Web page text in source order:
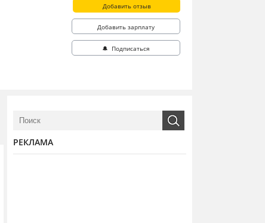
Добавить отзыв
Добавить зарплату
🔔 Подписаться
РЕКЛАМА